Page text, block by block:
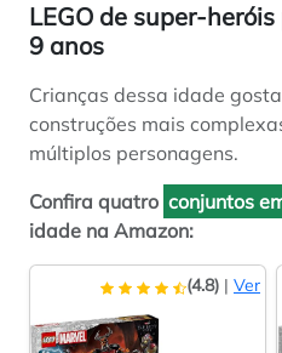
LEGO de super-
9 anos
Crianças dessa idade
construções mais
múltiplos personagens.
Confira quatro conjuntos
idade na Amazon:
(4.8) | Ver